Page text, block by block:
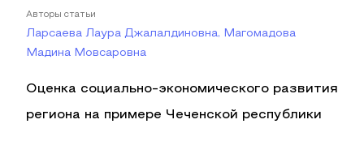
Авторы статьи
Ларсаева Лаура Джалалдиновна, Магомадова
Мадина Мовсаровна
Оценка социально-экономического развития
региона на примере Чеченской республики